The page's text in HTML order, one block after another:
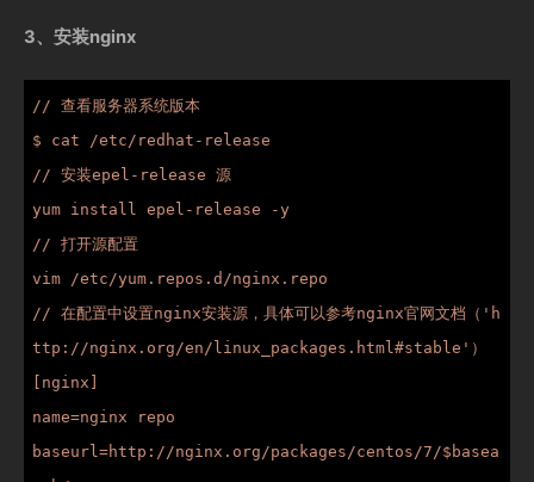
3、安装nginx
// 查看服务器系统版本
$ cat /etc/redhat-release
// 安装epel-release 源
yum install epel-release -y
// 打开源配置
vim /etc/yum.repos.d/nginx.repo
// 在配置中设置nginx安装源，具体可以参考nginx官网文档（'h
ttp://nginx.org/en/linux_packages.html#stable'）
[nginx]
name=nginx repo
baseurl=http://nginx.org/packages/centos/7/$basea